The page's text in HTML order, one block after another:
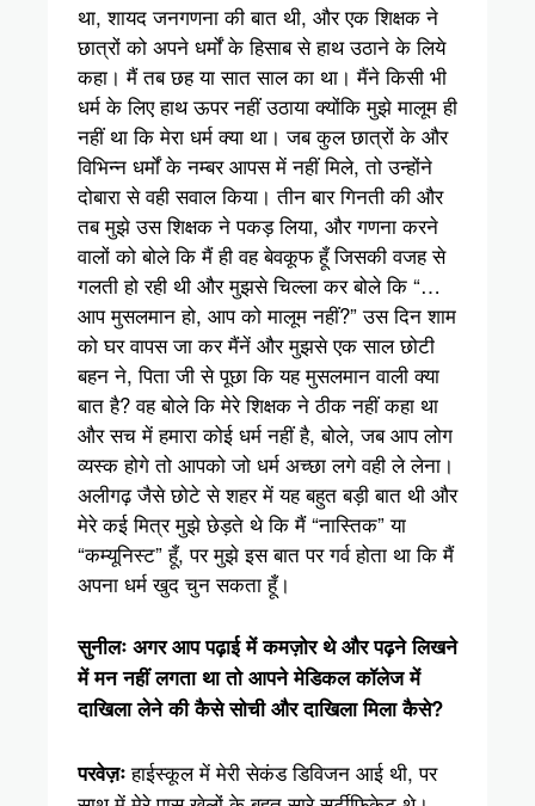
था, शायद जनगणना की बात थी, और एक शिक्षक ने
छात्रों को अपने धर्मों के हिसाब से हाथ उठाने के लिये
कहा। मैं तब छह या सात साल का था। मैंने किसी भी
धर्म के लिए हाथ ऊपर नहीं उठाया क्योंकि मुझे मालूम ही
नहीं था कि मेरा धर्म क्या था। जब कुल छात्रों के और
विभिन्न धर्मों के नम्बर आपस में नहीं मिले, तो उन्होंने
दोबारा से वही सवाल किया। तीन बार गिनती की और
तब मुझे उस शिक्षक ने पकड़ लिया, और गणना करने
वालों को बोले कि मैं ही वह बेवकूफ हूँ जिसकी वजह से
गलती हो रही थी और मुझसे चिल्ला कर बोले कि “…
आप मुसलमान हो, आप को मालूम नहीं?” उस दिन शाम
को घर वापस जा कर मैंनें और मुझसे एक साल छोटी
बहन ने, पिता जी से पूछा कि यह मुसलमान वाली क्या
बात है? वह बोले कि मेरे शिक्षक ने ठीक नहीं कहा था
और सच में हमारा कोई धर्म नहीं है, बोले, जब आप लोग
व्यस्क होगे तो आपको जो धर्म अच्छा लगे वही ले लेना।
अलीगढ़ जैसे छोटे से शहर में यह बहुत बड़ी बात थी और
मेरे कई मित्र मुझे छेड़ते थे कि मैं “नास्तिक” या
“कम्यूनिस्ट” हूँ, पर मुझे इस बात पर गर्व होता था कि मैं
अपना धर्म खुद चुन सकता हूँ।
सुनीलः अगर आप पढ़ाई में कमज़ोर थे और पढ़ने लिखने
में मन नहीं लगता था तो आपने मेडिकल कॉलेज में
दाखिला लेने की कैसे सोची और दाखिला मिला कैसे?
परवेज़ःहाईस्कूल में मेरी सेकंड डिविजन आई थी, पर